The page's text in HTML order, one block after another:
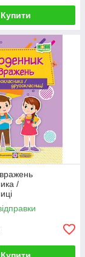
Купити
/